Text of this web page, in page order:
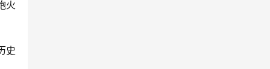
火
史